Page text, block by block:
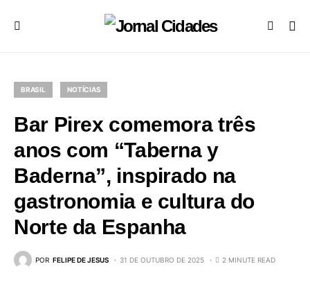
BRASIL NOTÍCIAS
Bar Pirex comemora três
anos com “Taberna y
Baderna”, inspirado na
gastronomia e cultura do
Norte da Espanha
POR FELIPE DE JESUS 31 DE OUTUBRO DE 2025 2 MINUTE READ